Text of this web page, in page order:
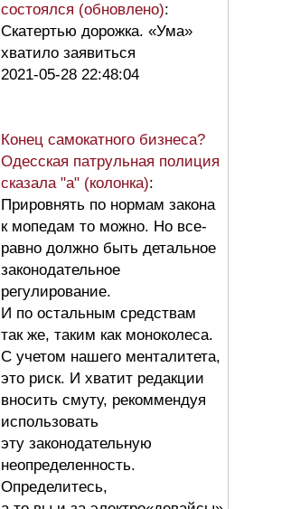
состоялся (обновлено):
Скатертью дорожка. «Ума»
хватило заявиться
2021-05-28 22:48:04
Конец самокатного бизнеса?
Одесская патрульная полиция
сказала "а" (колонка):
Прировнять по нормам закона
к мопедам то можно. Но все-
равно должно быть детальное
законодательное
регулирование.
И по остальным средствам
так же, таким как моноколеса.
С учетом нашего менталитета,
это риск. И хватит редакции
вносить смуту, рекоммендуя
использовать
эту законодательную
неопределенность.
Определитесь,